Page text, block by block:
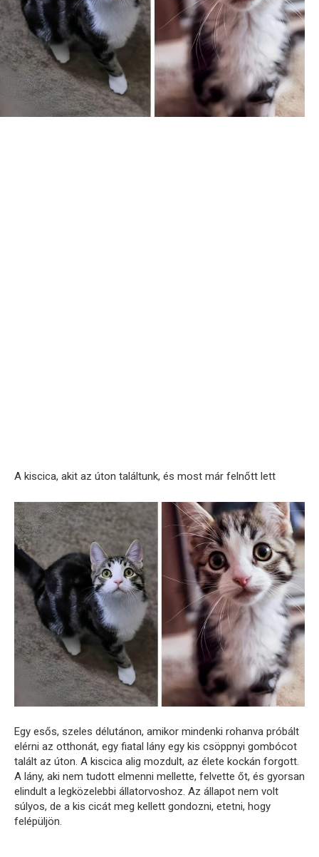
A kiscica, akit az úton találtunk, és most már felnőtt lett
Egy esős, szeles délutánon, amikor mindenki rohanva próbált
elérni az otthonát, egy fiatal lány egy kis csöppnyi gombócot
talált az úton. A kiscica alig mozdult, az élete kockán forgott.
A lány, aki nem tudott elmenni mellette, felvette őt, és gyorsan
elindult a legközelebbi állatorvoshoz. Az állapot nem volt
súlyos, de a kis cicát meg kellett gondozni, etetni, hogy
felépüljön.